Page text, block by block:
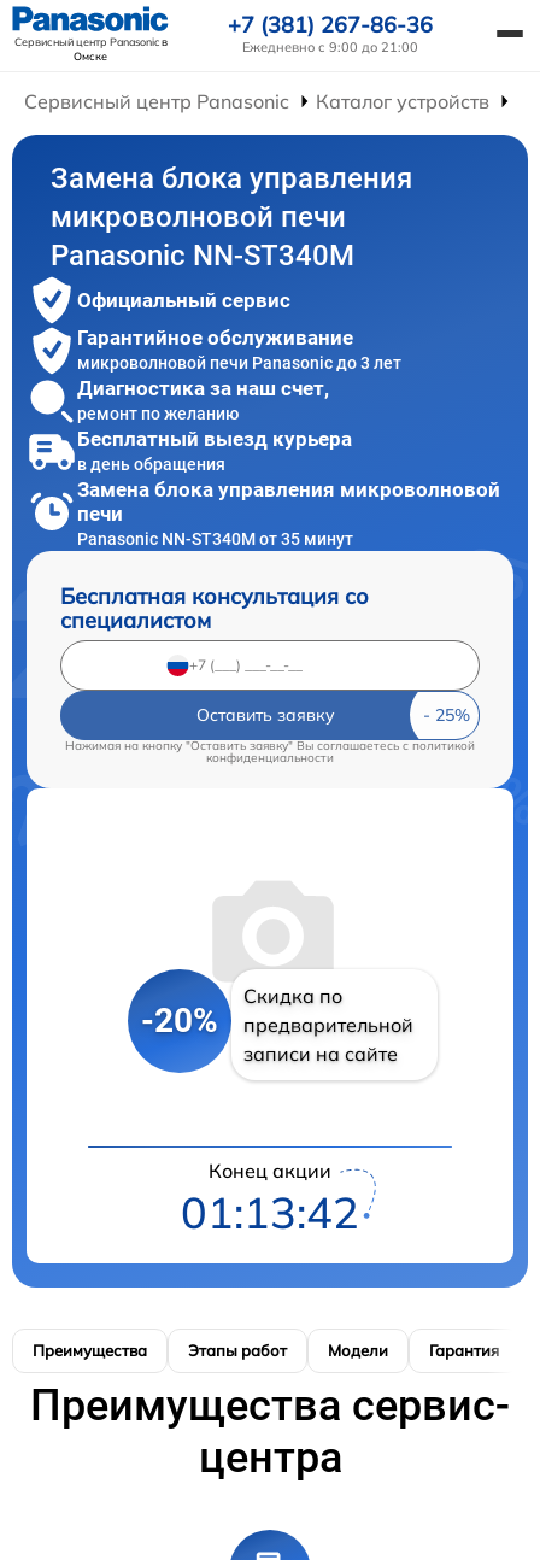
Сервисный центр Panasonicв
Омске
+7 (381) 267-86-36
Ежедневно с 9:00 до 21:00
Сервисный центр Panasonic Каталог устройств
Замена блока управления
микроволновой печи
Panasonic NN-ST340M
Официальный сервис
Гарантийное обслуживание
микроволновой печи Panasonic до 3 лет
Диагностика за наш счет,
ремонт по желанию
Бесплатный выезд курьера
в день обращения
Замена блока управления микроволновой
печи
Panasonic NN-ST340M от 35 минут
Бесплатная консультация со
специалистом
Оставить заявку
Нажимая на кнопку "Оставить заявку" Вы соглашаетесь cполитикой
конфиденциальности
-20%
Скидка по
предварительной
записи на сайте
Конец акции
01:13:41
Преимущества Этапы работ Модели Гарантия
Преимущества сервис-
центра